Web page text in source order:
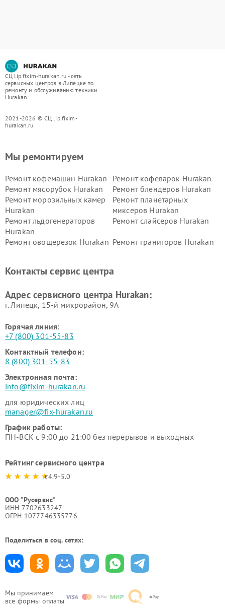
СЦ lip.fixim-hurakan.ru - сеть
сервисных центров в Липецке по
ремонту и обслуживанию техники
Hurakan
2021-2026 © СЦ lip.fixim-
hurakan.ru
Мы принимаем
все формы оплаты
Мы ремонтируем
Ремонт кофемашин Hurakan
Ремонт кофеварок Hurakan
Ремонт мясорубок Hurakan
Ремонт блендеров Hurakan
Ремонт морозильных камер
Hurakan
Ремонт планетарных
миксеров Hurakan
Ремонт льдогенераторов
Hurakan
Ремонт слайсеров Hurakan
Ремонт овощерезок Hurakan Ремонт граниторов Hurakan
Hurakan
Контакты сервис центра
Адрес сервисного центра Hurakan:
г. Липецк, 15-й микрорайон, 9А
Горячая линия:
+7 (800) 301-55-83
Контактный телефон:
8 (800) 301-55-83
Электронная почта:
info@fixim-hurakan.ru
для юридических лиц
manager@fix-hurakan.ru
График работы:
ПН-ВСК с 9:00 до 21:00 без перерывов и выходных
Рейтинг сервисного центра
4.9-5.0
ООО "Русервис"
ИНН 7702633247
ОГРН 1077746335776
Поделиться в соц. сетях: